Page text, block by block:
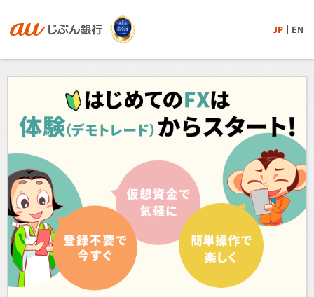
JP EN